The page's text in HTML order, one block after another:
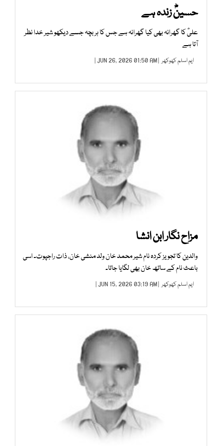
حسینؓ زندہ ہے
علیؓ کا گھرانہ بھی کیا گھرانہ ہے جس کا ہر بچہ جسے دیکھو شیر خدا نظر
آتا ہے
ایم اسلم کھوکھر | JUN 26, 2026 01:50 AM |
مزاح نگار ابن انشا
والدین کا تجویز کردہ نام شیر محمد خان ولد منشی خان، ذات راجپوت۔ اسی
باعث نام کے ساتھ خان بھی لگایا جاتا۔
ایم اسلم کھوکھر | JUN 15, 2026 03:19 AM |